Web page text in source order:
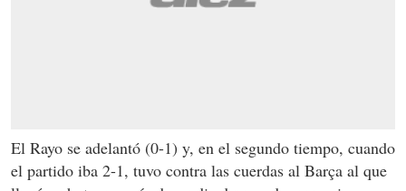
El Rayo se adelantó (0-1) y, en el segundo tiempo, cuando
el partido iba 2-1, tuvo contra las cuerdas al Barça al que